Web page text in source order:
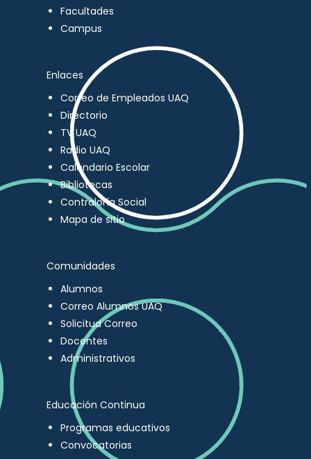
Facultades
Campus
Enlaces
Correo de Empleados UAQ
Directorio
TV UAQ
Radio UAQ
Calendario Escolar
Bibliotecas
Contraloría Social
Mapa de sitio
Comunidades
Alumnos
Correo Alumnos UAQ
Solicitud Correo
Docentes
Administrativos
Educación Continua
Programas educativos
Convocatorias